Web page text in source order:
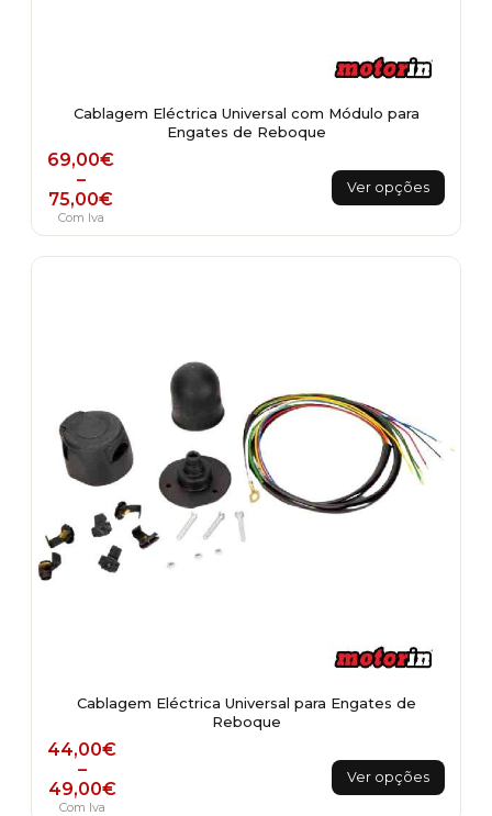
Cablagem Eléctrica Universal com Módulo para
Engates de Reboque
69,00€
–
75,00€
Price range: 69,00€ through 75,00€
Com Iva
Ver opções
This
product
multiple
variants.
the
product
Cablagem Eléctrica Universal para Engates de
Reboque
44,00€
–
49,00€
Price range: 44,00€ through 49,00€
Com Iva
Ver opções
This
product